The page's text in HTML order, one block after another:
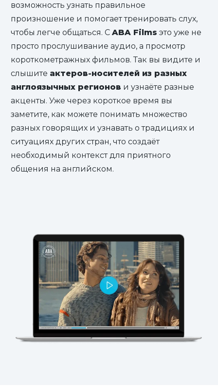
возможность узнать правильное
произношение и помогает тренировать слух,
чтобы легче общаться. СABA Films это уже не
просто прослушивание аудио, а просмотр
короткометражных фильмов. Так вы видите и
слышите актеров-носителей из разных
англоязычных регионов и узнаёте разные
акценты. Уже через короткое время вы
заметите, как можете понимать множество
разных говорящих и узнавать о традициях и
ситуациях других стран, что создаёт
необходимый контекст для приятного
общения на английском.